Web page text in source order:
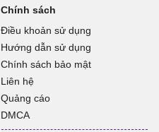
Chính sách
Điều khoản sử dụng
Hướng dẫn sử dụng
Chính sách bảo mật
Liên hệ
Quảng cáo
DMCA